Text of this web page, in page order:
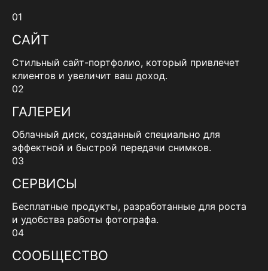
01
САЙТ
Стильный сайт-портфолио, который привлечет
клиентов и увеличит ваш доход.
02
ГАЛЕРЕИ
Облачный диск, созданный специально для
эффектной и быстрой передачи снимков.
03
СЕРВИСЫ
Бесплатные продукты, разработанные для роста
и удобства работы фотографа.
04
СООБЩЕСТВО